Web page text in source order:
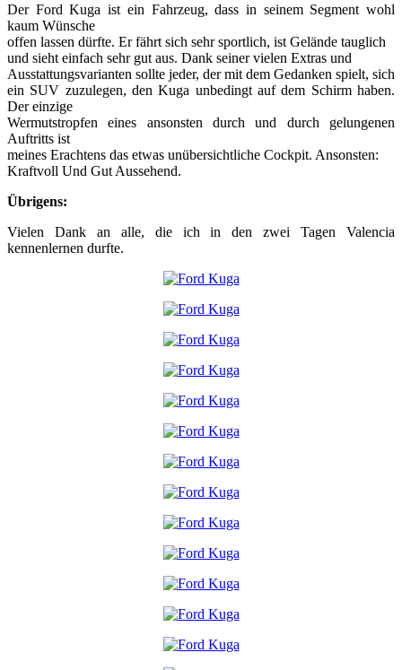
Der Ford Kuga ist ein Fahrzeug, dass in seinem Segment wohl
kaum Wünsche
offen lassen dürfte. Er fährt sich sehr sportlich, ist Gelände tauglich
und sieht einfach sehr gut aus. Dank seiner vielen Extras und
Ausstattungsvarianten sollte jeder, der mit dem Gedanken spielt, sich
ein SUV zuzulegen, den Kuga unbedingt auf dem Schirm haben.
Der einzige
Wermutstropfen eines ansonsten durch und durch gelungenen
Auftritts ist
meines Erachtens das etwas unübersichtliche Cockpit. Ansonsten:
Kraftvoll Und Gut Aussehend.
Übrigens:
Vielen Dank an alle, die ich in den zwei Tagen Valencia
kennenlernen durfte.